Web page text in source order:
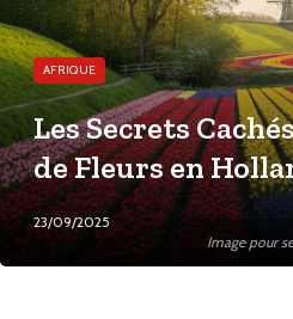
Image pour
AFRIQUE
Les Secrets
de Fleurs en
23/09/2025